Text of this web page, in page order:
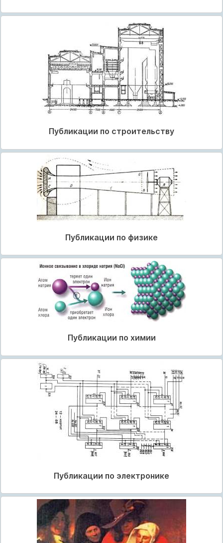
Публикации по строительству
Публикации по физике
Публикации по химии
Публикации по электронике